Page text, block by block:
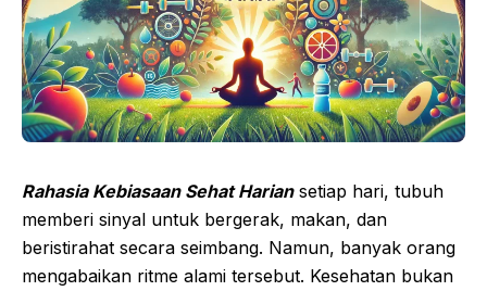
Rahasia Kebiasaan Sehat Hariansetiap hari, tubuh
memberi sinyal untuk bergerak, makan, dan
beristirahat secara seimbang. Namun, banyak orang
mengabaikan ritme alami tersebut. Kesehatan bukan